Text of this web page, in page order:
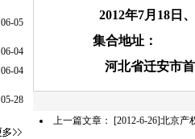
06-05
06-04
06-04
05-28
2012年7月 18 日 、
集合地址：
河北省迁安市
上一篇文章： [2012-6-26]北京产